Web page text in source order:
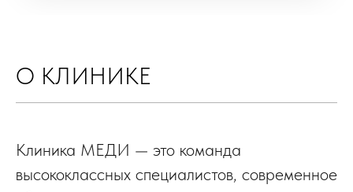
О КЛИНИКЕ
Клиника МЕДИ — это команда
высококлассных специалистов, современное